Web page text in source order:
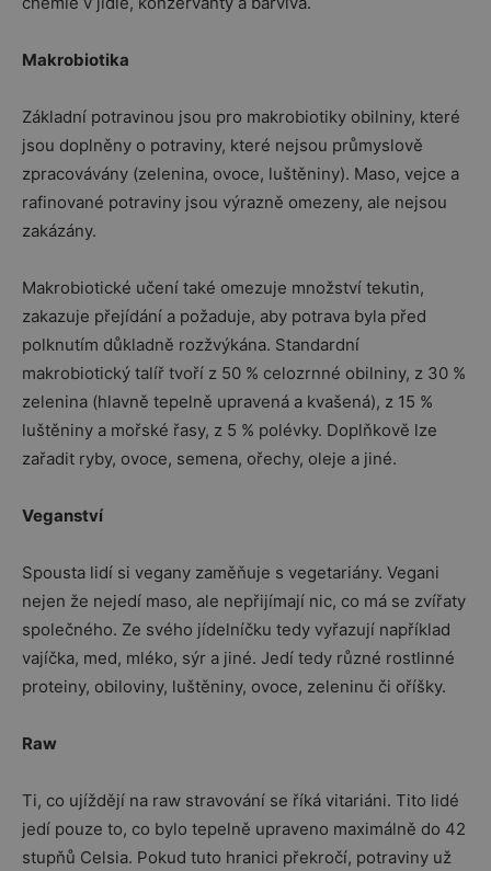
Makrobiotika
Základní potravinou jsou pro makrobiotiky obilniny, které
jsou doplněny o potraviny, které nejsou průmyslově
zpracovávány (zelenina, ovoce, luštěniny). Maso, vejce a
rafinované potraviny jsou výrazně omezeny, ale nejsou
zakázány.
Makrobiotické učení také omezuje množství tekutin,
zakazuje přejídání a požaduje, aby potrava byla před
polknutím důkladně rozžvýkána. Standardní
makrobiotický talíř tvoří z 50 % celozrnné obilniny, z 30 %
zelenina (hlavně tepelně upravená a kvašená), z 15 %
luštěniny a mořské řasy, z 5 % polévky. Doplňkově lze
zařadit ryby, ovoce, semena, ořechy, oleje a jiné.
Veganství
Spousta lidí si vegany zaměňuje s vegetariány. Vegani
nejen že nejedí maso, ale nepřijímají nic, co má se zvířaty
společného. Ze svého jídelníčku tedy vyřazují například
vajíčka, med, mléko, sýr a jiné. Jedí tedy různé rostlinné
proteiny, obiloviny, luštěniny, ovoce, zeleninu či oříšky.
Raw
Ti, co ujíždějí na raw stravování se říká vitariáni. Tito lidé
jedí pouze to, co bylo tepelně upraveno maximálně do 42
stupňů Celsia. Pokud tuto hranici překročí, potraviny už